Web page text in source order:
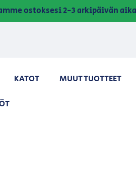
ostoksesi 2-3 arkipäivän
KATOT MUUT TUOTTEET